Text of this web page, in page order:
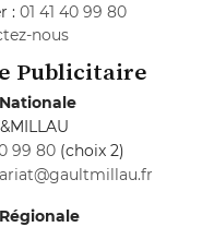
: 01 41 40 99 80
nous
Publicitaire
99 80 (choix 2)